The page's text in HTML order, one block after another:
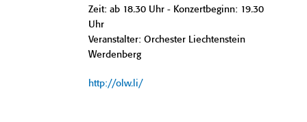
Zeit: ab 18.30 Uhr - Konzertbeginn: 19.30
Uhr
Veranstalter: Orchester Liechtenstein
Werdenberg
http://olw.li/